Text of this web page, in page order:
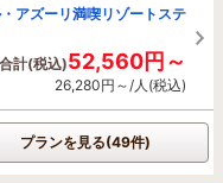
アズーリ満喫リゾートステ
合計(税込)52,560円～
26,280円～/人(税込)
プランを見る(49件)